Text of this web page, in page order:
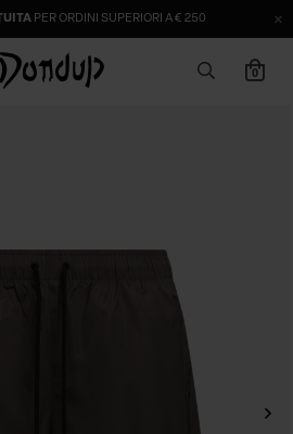
PER ORDINI SUPERIORI A € 250
0